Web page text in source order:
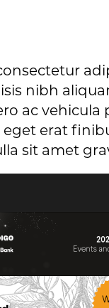
nibh
ac
erat
sit amet